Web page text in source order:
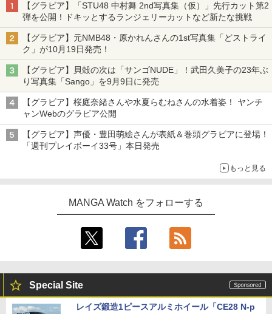
【グラビア】「STU48 中村舞 2nd写真集（仮）」先行カット第2
弾を公開！ドキッとするランジェリーカットなど新たな挑戦
【グラビア】元NMB48・原かれんさんの1st写真集「どストライ
ク」が10月19日発売！
【グラビア】貝殻の次は「サンゴNUDE」！武田久美子の23年ぶ
り写真集「Sango」を9月9日に発売
【グラビア】桜庭奈緒さんや水夏らむねさんの水着姿！ ヤンチ
ャンWebのグラビア公開
【グラビア】声優・豊田萌絵さんが表紙＆巻頭グラビアに登場！
「週刊プレイボーイ33号」本日発売
もっと見る
MANGA Watch をフォローする
Special Site
レイズ鍛造1ピースアルミホイール「CE28 N-p